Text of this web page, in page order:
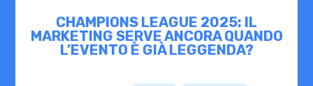
CHAMPIONS LEAGUE 2025: IL
MARKETING SERVE ANCORA QUANDO
L’EVENTO È GIÀ LEGGENDA?